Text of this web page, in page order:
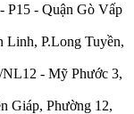
P15 - Quận Gò Vấp
P.Long Tuyền,
- Mỹ Phước 3,
Giáp, Phường 12,